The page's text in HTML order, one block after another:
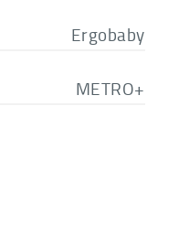
Ergobaby
METRO+